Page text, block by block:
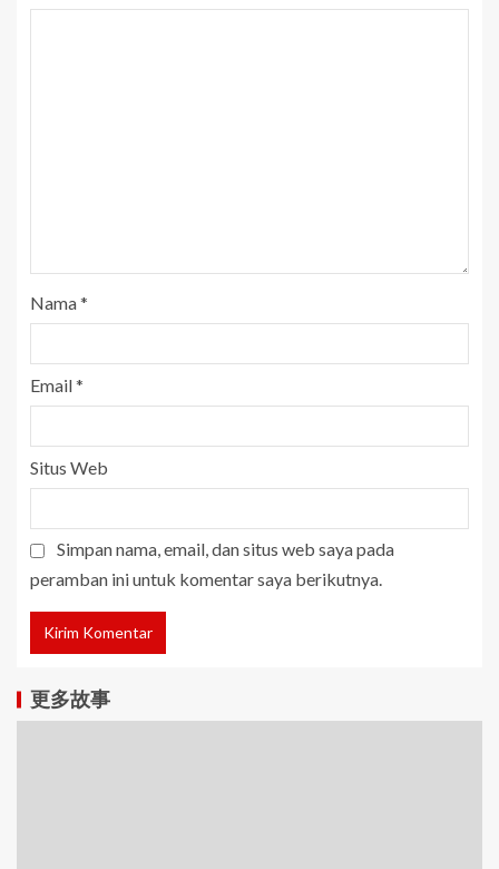
Nama*
Email*
Situs Web
Simpan nama, email, dan situs web saya pada
peramban ini untuk komentar saya berikutnya.
更多故事